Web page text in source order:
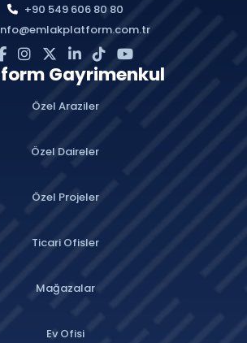
+90 549 606 80 80
Gayrimenkul
Özel Araziler
Özel Daireler
Özel Projeler
Ticari Ofisler
Mağazalar
Ev Ofisi